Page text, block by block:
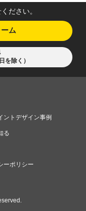
ださい。
ム
を除く）
ントデザイン事例
る
ーポリシー